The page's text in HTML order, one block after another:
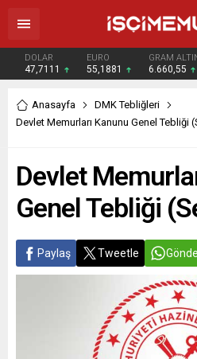
DOLAR
47,7111
EURO
55,1881
GRAM
6.660,55
Anasayfa
DMK Tebliğleri
Devlet Memurları Kanunu Genel Tebliği
Devlet
Genel Tebliği
Paylaş Tweetle